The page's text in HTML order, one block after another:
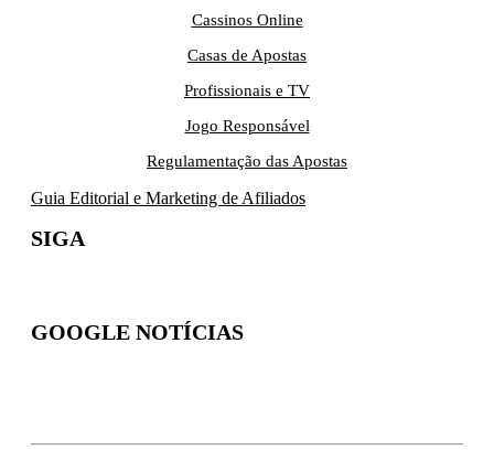
Cassinos Online
Casas de Apostas
Profissionais e TV
Jogo Responsável
Regulamentação das Apostas
Guia Editorial e Marketing de Afiliados
SIGA
GOOGLE NOTÍCIAS